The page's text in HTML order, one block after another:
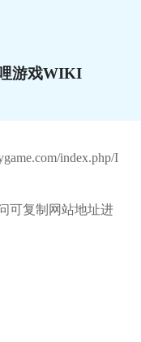
游戏WIKI
index.php/I
可复制网站地址进